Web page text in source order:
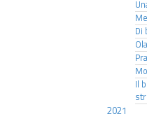
Di
Il
2021